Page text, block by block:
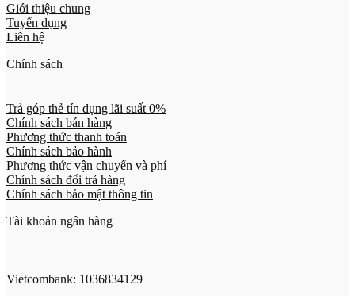
Giới thiệu chung
Tuyển dụng
Liên hệ
Chính sách
Trả góp thẻ tín dụng lãi suất 0%
Chính sách bán hàng
Phương thức thanh toán
Chính sách bảo hành
Phương thức vận chuyển và phí
Chính sách đổi trả hàng
Chính sách bảo mật thông tin
Tài khoản ngân hàng
Vietcombank: 1036834129